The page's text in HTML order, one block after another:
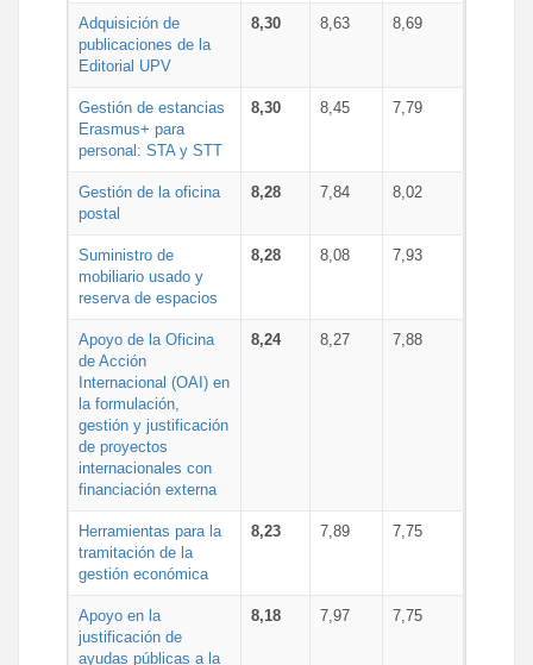
Adquisición de
publicaciones de la
Editorial UPV
8,30 8,63 8,69
Gestión de estancias
Erasmus+ para
personal: STA y STT
8,30 8,45 7,79
Gestión de la oficina
postal
8,28 7,84 8,02
Suministro de
mobiliario usado y
reserva de espacios
8,28 8,08 7,93
Apoyo de la Oficina
de Acción
Internacional (OAI) en
la formulación,
gestión y justificación
de proyectos
internacionales con
financiación externa
8,24 8,27 7,88
Herramientas para la
tramitación de la
gestión económica
8,23 7,89 7,75
Apoyo en la
justificación de
ayudas públicas a la
8,18 7,97 7,75